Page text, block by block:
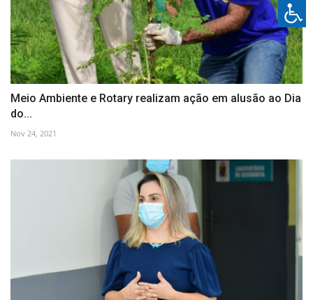
Meio Ambiente e Rotary realizam ação em alusão ao Dia
do...
Nov 24, 2021